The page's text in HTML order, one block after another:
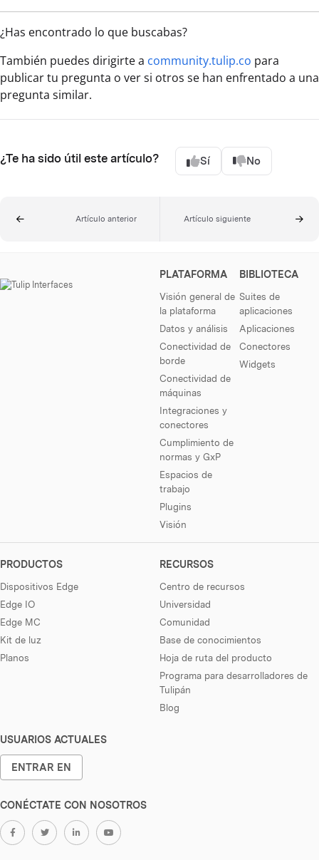
¿Has encontrado lo que buscabas?
También puedes dirigirte a community.tulip.co para
publicar tu pregunta o ver si otros se han enfrentado a una
pregunta similar.
¿Te ha sido útil este artículo? Sí No
Artículo anterior Artículo siguiente
PLATAFORMA
Visión general de
la plataforma
Datos y análisis
Conectividad de
borde
Conectividad de
máquinas
Integraciones y
conectores
Cumplimiento de
normas y GxP
Espacios de
trabajo
Plugins
Visión
BIBLIOTECA
Suites de
aplicaciones
Aplicaciones
Conectores
Widgets
PRODUCTOS
Dispositivos Edge
Edge IO
Edge MC
Kit de luz
Planos
RECURSOS
Centro de recursos
Universidad
Comunidad
Base de conocimientos
Hoja de ruta del producto
Programa para desarrolladores de
Tulipán
Blog
USUARIOS ACTUALES
ENTRAR EN
CONÉCTATE CON NOSOTROS